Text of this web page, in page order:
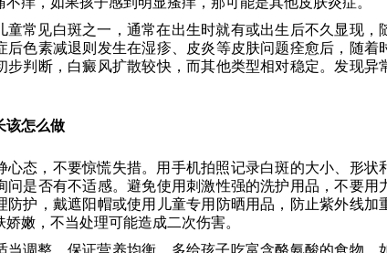
童常见白斑之一，通常在出生时就有或出生后不久显现，
后色素减退则发生在湿疹、皮炎等皮肤问题痊愈后，随
步判断，白癜风扩散较快，而其他类型相对稳定。发现异
该怎么做
心态，不要惊慌失措。用手机拍照记录白斑的大小、形状
问是否有不适感。避免使用刺激性强的洗护用品，不要用
防护，戴遮阳帽或使用儿童专用防晒用品，防止紫外线加
嫩，不当处理可能造成二次伤害。